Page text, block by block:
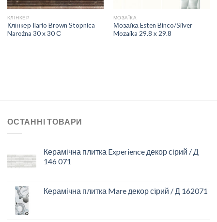
КЛІНКЕР
Клінкер Ilario Brown Stopnica
Narożna 30 х 30 С
МОЗАЇКА
Мозаїка Esten Binco/Silver
Mozaika 29.8 x 29.8
ОСТАННІ ТОВАРИ
Керамічна плитка Experience декор сірий / Д
146 071
Керамічна плитка Mare декор сiрий / Д 162071